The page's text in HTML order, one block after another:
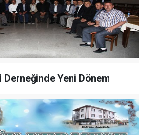
Derneğinde Yeni Dönem